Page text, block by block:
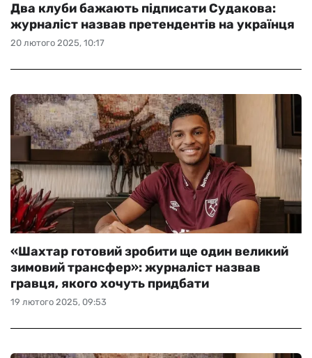
20 лютого 2025, 10:17
Два клуби бажають підписати Судакова:
журналіст назвав претендентів на українця
19 лютого 2025, 09:53
«Шахтар готовий зробити ще один великий
зимовий трансфер»: журналіст назвав
гравця, якого хочуть придбати